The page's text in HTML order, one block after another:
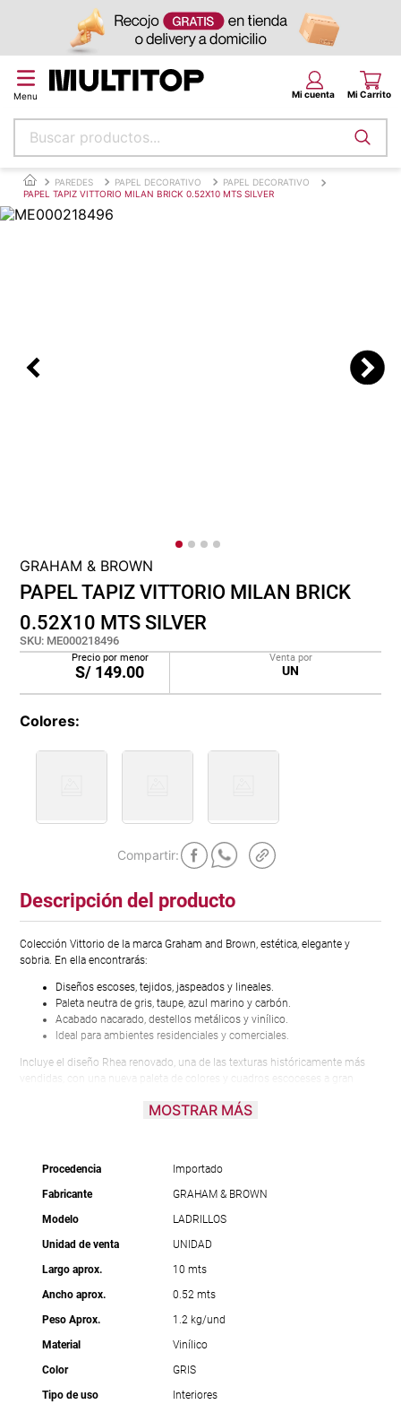
Buscar productos...
PAREDES PAPEL DECORATIVO
PAPEL DECORATIVO
PAPEL TAPIZ VITTORIO MILAN BRICK 0.52X10 MTS SILVER
GRAHAM & BROWN
PAPEL TAPIZ VITTORIO MILAN BRICK
0.52X10 MTS SILVER
SKU: ME000218496
Precio por menor
S/ 149.00
Venta por
UN
Colores
Descripción del producto
Colección Vittorio de la marca Graham and Brown, estética, elegante y
sobria. En ella encontrarás:
Diseños escoses, tejidos, jaspeados y lineales.
Paleta neutra de gris, taupe, azul marino y carbón.
Acabado nacarado, destellos metálicos y vinílico.
Ideal para ambientes residenciales y comerciales.
Incluye el diseño Rhea renovado, una de las texturas históricamente más
vendidas, con una nueva paleta de colores y cuadros escoceses a gran
en el menú de la página, opción “Papel tapiz y Wall panel” y selecciona
MOSTRAR MÁS
Procedencia
Importado
Fabricante
GRAHAM & BROWN
Modelo
LADRILLOS
Unidad de venta
UNIDAD
Largo aprox.
10 mts
Ancho aprox.
0.52 mts
Peso Aprox.
1.2 kg/und
Material
Vinílico
Color
GRIS
Tipo de uso
Interiores
Términos más buscados
papel tapiz
tela